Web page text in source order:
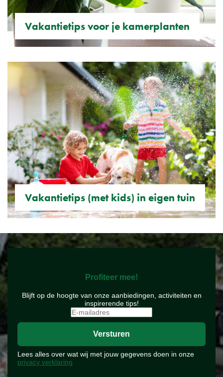
Vakantietips voor je kamerplanten
Vakantietips (met kids) in eigen tuin
Profiteer mee!
Blijft op de hoogte van onze aanbiedingen, activiteiten en
inspirerende tips!
Lees alles over wat wij met jouw gegevens doen in onze
privacy verklaring